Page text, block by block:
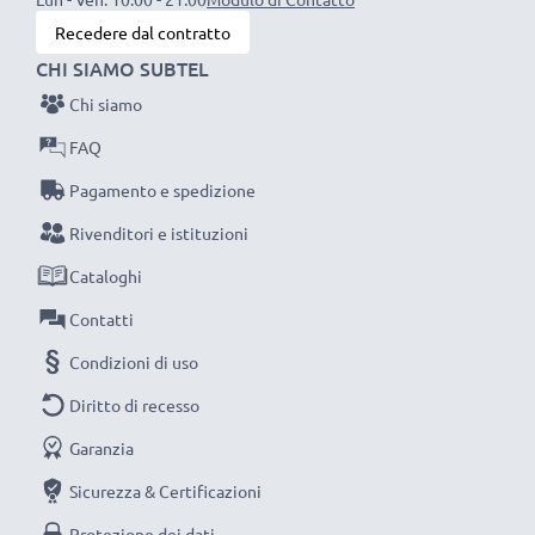
ambientale e gli scarti superflui.
Scegli CELLONIC, scegli la lunga durata e l'efficienza,
non fare compromessi sulla qualità: ordina ora!
Recedere dal contratto
CHI SIAMO SUBTEL
Chi siamo
FAQ
Pagamento e spedizione
Rivenditori e istituzioni
Cataloghi
Contatti
Condizioni di uso
Diritto di recesso
Garanzia
Sicurezza & Certificazioni